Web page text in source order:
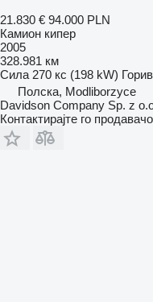
21.830 € 94.000 PLN
Камион кипер
2005
328.981 км
Сила 270 кс (198 kW)
Полска, Modliborzyce
Davidson Company Sp. z
Контактирајте го